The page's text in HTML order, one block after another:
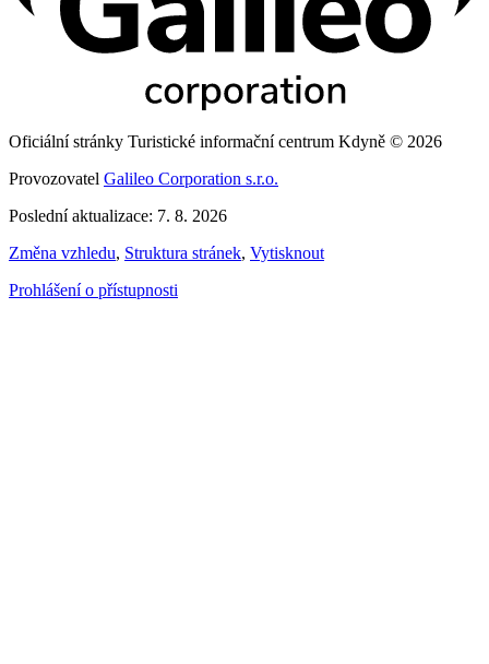
Oficiální stránky Turistické informační centrum Kdyně © 2026
Provozovatel Galileo Corporation s.r.o.
Poslední aktualizace: 7. 8. 2026
Změna vzhledu, Struktura stránek, Vytisknout
Prohlášení o přístupnosti